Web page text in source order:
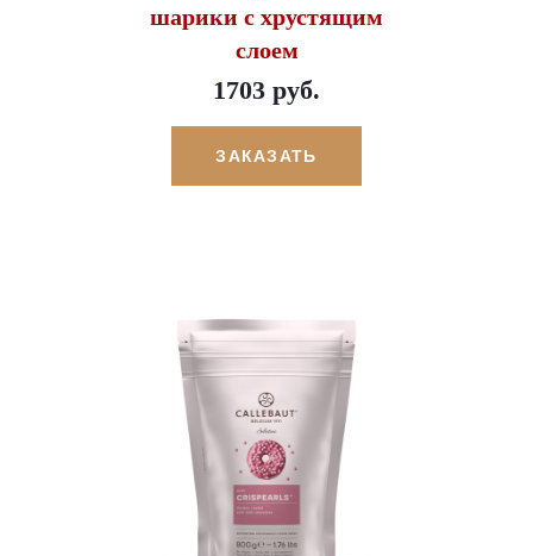
шарики с хрустящим
слоем
1703 руб.
ЗАКАЗАТЬ